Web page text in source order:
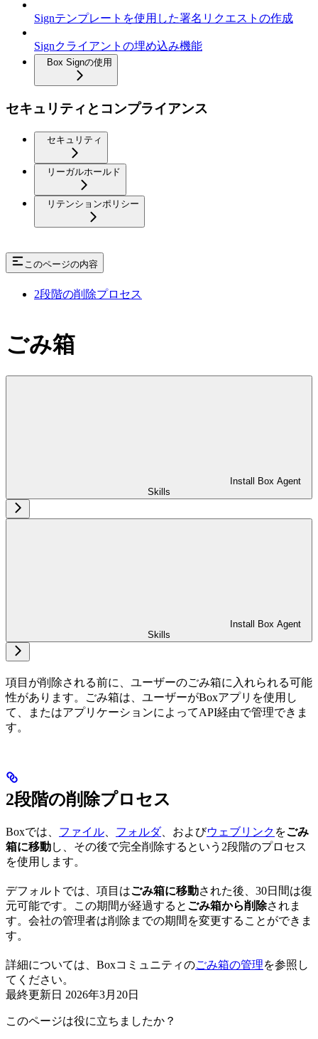
Signテンプレートを使用した署名リクエストの作成
Signクライアントの埋め込み機能
Box Signの使用
セキュリティとコンプライアンス
セキュリティ
リーガルホールド
リテンションポリシー
このページの内容
2段階の削除プロセス
ごみ箱
Install Box Agent
Skills
Install Box Agent
Skills
項目が削除される前に、ユーザーのごみ箱に入れられる可能
性があります。ごみ箱は、ユーザーがBoxアプリを使用し
て、またはアプリケーションによってAPI経由で管理できま
す。
2段階の削除プロセス
Boxでは、 ファイル フォルダ、およびウェブリンク をごみ
箱に移動し、その後で完全削除するという2段階のプロセス
を使用します。
デフォルトでは、項目はごみ箱に移動された後、30日間は復
元可能です。この期間が経過すると ごみ箱から削除されま
す。会社の管理者は削除までの期間を変更することができま
す。
詳細については、Boxコミュニティのごみ箱の管理を参照し
てください。
最終更新日 2026年3月20日
このページは役に立ちましたか？